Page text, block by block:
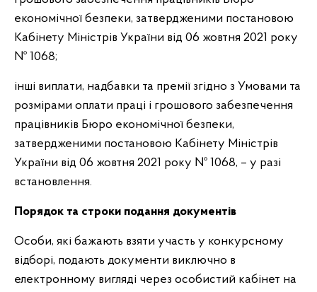
економічної безпеки, затвердженими постановою
Кабінету Міністрів України від 06 жовтня 2021 року
№ 1068;
інші виплати, надбавки та премії згідно з Умовами та
розмірами оплати праці і грошового забезпечення
працівників Бюро економічної безпеки,
затвердженими постановою Кабінету Міністрів
України від 06 жовтня 2021 року № 1068, – у разі
встановлення.
Порядок та строки подання документів
Особи, які бажають взяти участь у конкурсному
відборі, подають документи виключно в
електронному вигляді через особистий кабінет на